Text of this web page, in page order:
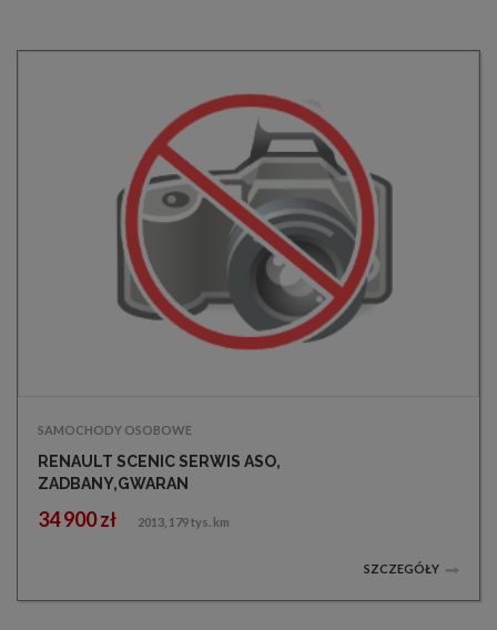
SAMOCHODY OSOBOWE
RENAULT SCENIC SERWIS ASO,
ZADBANY,GWARAN
34 900 zł 2013, 179 tys. km
SZCZEGÓŁY